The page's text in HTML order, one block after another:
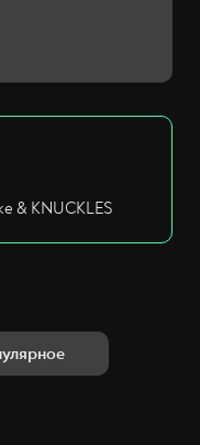
& KNUCKLES